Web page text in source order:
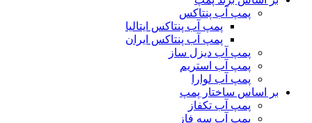
پمپ آب پنتاکس
پمپ آب پنتاکس ایتالیا
پمپ آب پنتاکس ایران
پمپ آب دیزل ساز
پمپ آب استریم
پمپ آب لوارا
بر اساس ساختار پمپ
پمپ آب تکفاز
پمپ آب سه فاز